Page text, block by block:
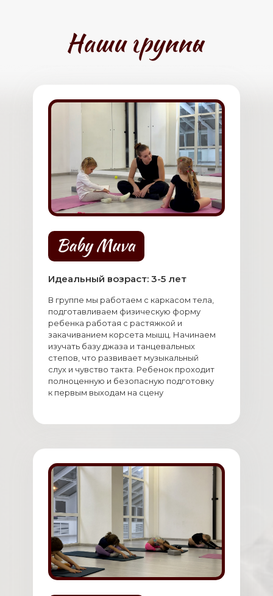
Идеальный возраст: 3-5 лет
В группе мы работаем с каркасом тела,
подготавливаем физическую форму
ребенка работая с растяжкой и
закачиванием корсета мышц. Начинаем
изучать базу джаза и танцевальных
степов, что развивает музыкальный
слух и чувство такта. Ребенок проходит
полноценную и безопасную подготовку
к первым выходам на сцену